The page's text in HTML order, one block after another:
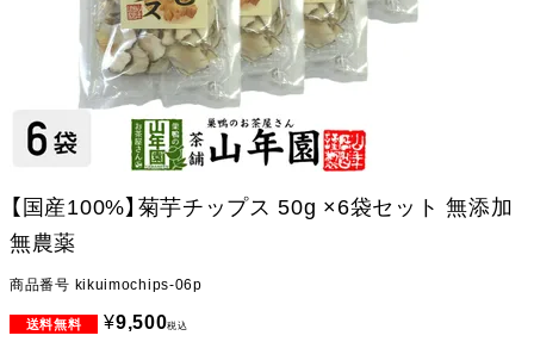
【国産100%】菊芋チップス 50g ×6袋セット 無添加
無農薬
商品番号 kikuimochips-06p
¥9,500税込